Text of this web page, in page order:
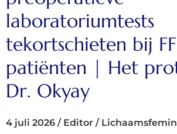
laboratoriumtests
tekortschieten bij
patiënten | Het
Dr. Okyay
4 juli 2026 / Editor /